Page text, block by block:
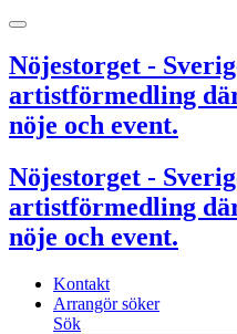
Nöjestorget -
artistförmedling
nöje och event.
Nöjestorget -
artistförmedling
nöje och event.
Kontakt
Arrangör söker
Sök